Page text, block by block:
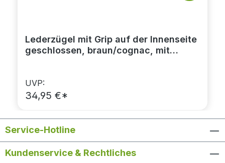
Lederzügel mit Grip auf der Innenseite
geschlossen, braun/cognac, mit
UVP:
34,95 €*
Service-Hotline
Kundenservice & Rechtliches